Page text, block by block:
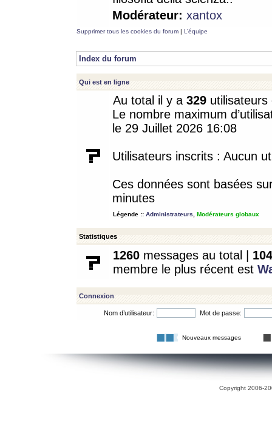
Modérateur: xantox
Supprimer tous les cookies du forum | L’équipe
Index du forum
Qui est en ligne
Au total il y a 329
Le nombre maximum
le 29 Juillet 2026 16:08
Utilisateurs inscrits : Aucun
Ces données sont basées
minutes
Légende :: Administrateurs Modérateurs globaux
Statistiques
1260 messages au total | 104
membre le plus récent est
Connexion
Nom d’utilisateur: Mot de passe:
Nouveaux messages
Copyright 2006-